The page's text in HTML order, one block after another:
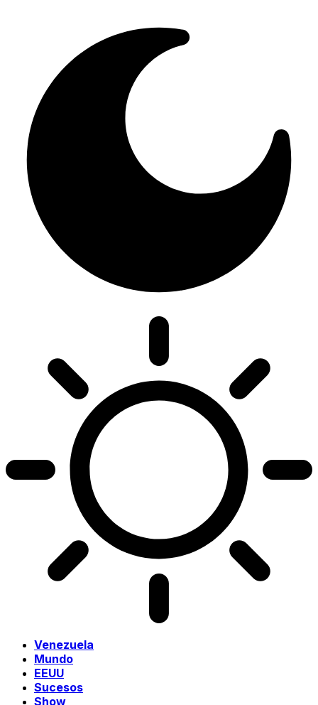
Venezuela
Mundo
EEUU
Sucesos
Show